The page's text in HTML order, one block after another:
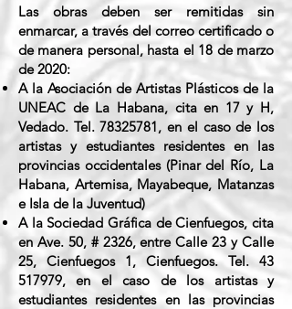
Las obras deben ser remitidas sin
enmarcar, a través del correo certificado o
de manera personal, hasta el 18 de marzo
de 2020:
A la Asociación de Artistas Plásticos de la
UNEAC de La Habana, cita en 17 y H,
Vedado. Tel.78325781, en el caso de los
artistas y estudiantes residentes en las
provincias occidentales (Pinar del Río, La
Habana, Artemisa, Mayabeque, Matanzas
e Isla de la Juventud)
A la Sociedad Gráfica de Cienfuegos, cita
en Ave. 50, # 2326, entre Calle 23 y Calle
25, Cienfuegos 1, Cienfuegos. Tel.43
517979, en el caso de los artistas y
estudiantes residentes en las provincias